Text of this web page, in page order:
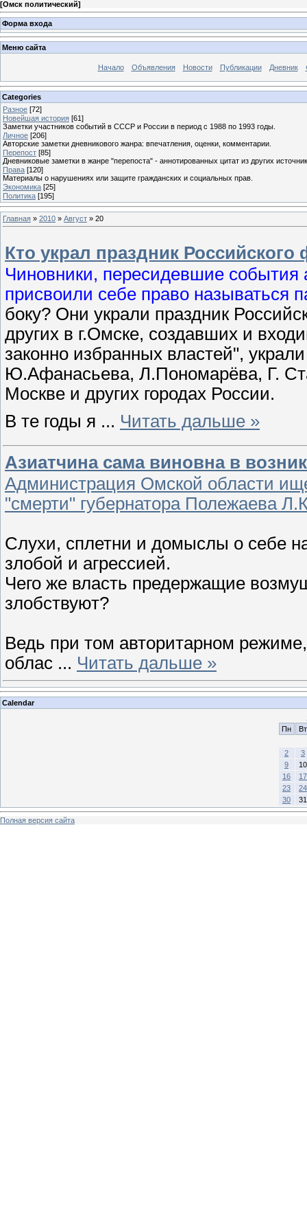
[Омск политический]
Форма входа
Меню сайта
Начало Объявления Новости Публикации Дневник
Categories
Разное [72]
Новейшая история [61]
Заметки участников событий в СССР и России в период с 1988 по 1993 годы.
Личное [206]
Авторские заметки дневникового жанра: впечатления, оценки, комментарии.
Перепост [85]
Дневниковые заметки в жанре "перепоста" - аннотированных цитат из других
Права [120]
Материалы о нарушениях или защите гражданских и социальных прав.
Экономика [25]
Политика [195]
Главная » 2010 » Август » 20
Кто украл праздник Российского
Чиновники, пересидевшие события
присвоили себе право называться
боку? Они украли праздник
других в г.Омске, создавших и
законно избранных властей",
Ю.Афанасьева, Л.Пономарёва, Г.
Москве и других городах России.
В те годы я ... Читать дальше »
Азиатчина сама виновна в
Администрация Омской области
"смерти" губернатора Полежаева
Слухи, сплетни и домыслы о себе
злобой и агрессией.
Чего же власть предержащие
злобствуют?
Ведь при том авторитарном
облас ... Читать дальше »
Calendar
Пн
Вт
2
3
9
10
16
17
23
24
30
31
Полная версия сайта